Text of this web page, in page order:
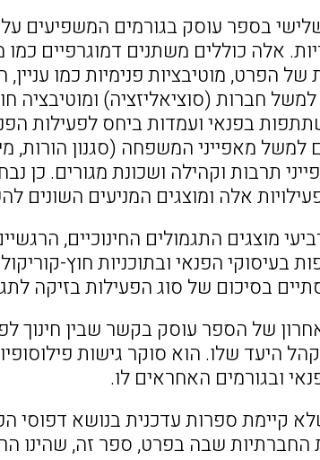
בספר עוסק בגורמים המשפיעים על
אלה כוללים משתנים דמוגרפיים
של הפרט, מוטיבציות פנימיות כמו
למשל חברות (סוציאליזציה)
בפנאי ועמדות ביחס לפעילות
למשל מאפייני המשפחה (סגנון הורות,
תרבות וקהילה ושכונת מגורים. כן
אלה ומוצגים המניעים השונים
מוצגים התגמולים החינוכיים,
בעיסוקי הפנאי ובתוכניות חוץ-
בסיכום של סוג הפעילות בזיקה
של הספר עוסק בקשר שבין חינוך
היעד שלו. הוא סוקר גישות
ובגורמים האחראים לו.
קיימת ספרות עדכנית בנושא דפוסי
החברתיות שבה בפרט, ספר זה, שהינו